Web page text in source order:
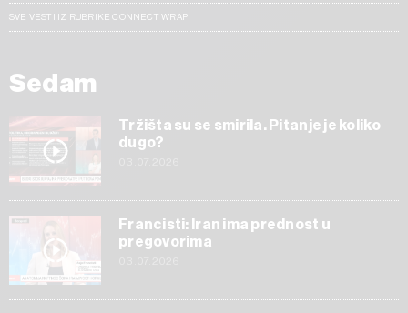
SVE VESTI IZ RUBRIKE CONNECT WRAP
Sedam
Tržišta su se smirila. Pitanje je koliko
dugo?
Francisti: Iran ima prednost u
pregovorima